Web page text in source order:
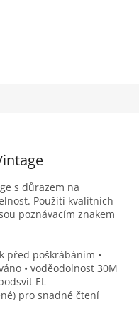
s důrazem na
Použití kvalitních
poznávacím znakem
před poškrábáním •
• voděodolnost 30M
EL
pro snadné čtení